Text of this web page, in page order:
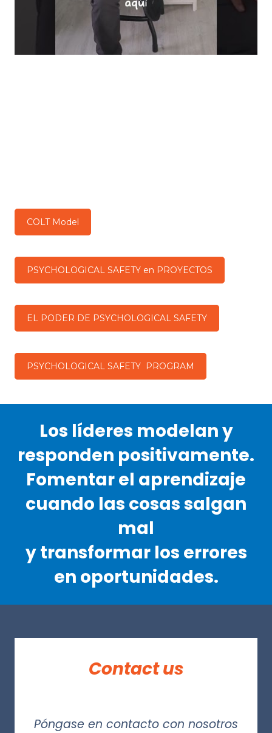
COLT Model
PSYCHOLOGICAL SAFETY en PROYECTOS
EL PODER DE PSYCHOLOGICAL SAFETY
PSYCHOLOGICAL SAFETY PROGRAM
Los líderes modelan y
responden positivamente.
Fomentar el aprendizaje
cuando las cosas salgan
mal
y transformar los errores
en oportunidades.
Contact us
Póngase en contacto con nosotros